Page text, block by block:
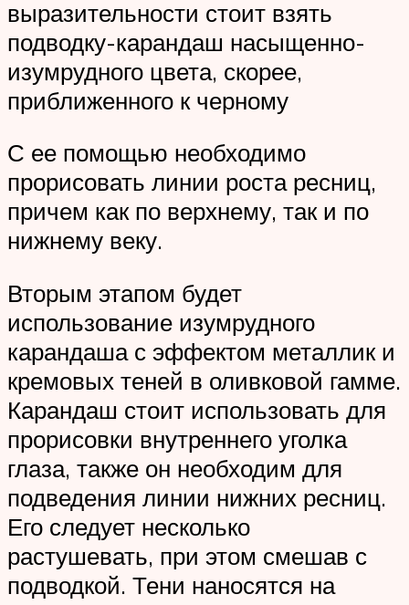
выразительности стоит взять
подводку-карандаш насыщенно-
изумрудного цвета, скорее,
приближенного к черному
С ее помощью необходимо
прорисовать линии роста ресниц,
причем как по верхнему, так и по
нижнему веку.
Вторым этапом будет
использование изумрудного
карандаша с эффектом металлик и
кремовых теней в оливковой гамме.
Карандаш стоит использовать для
прорисовки внутреннего уголка
глаза, также он необходим для
подведения линии нижних ресниц.
Его следует несколько
растушевать, при этом смешав с
подводкой. Тени наносятся на